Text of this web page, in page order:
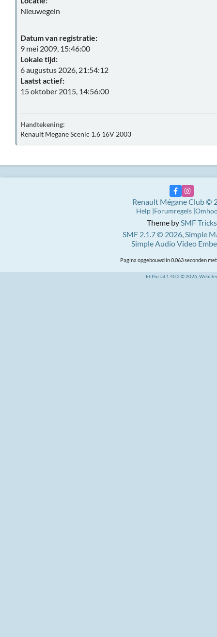
Nieuwegein
Datum van registratie:
9 mei 2009, 15:46:00
Lokale tijd:
6 augustus 2026, 21:54:12
Laatst actief:
15 oktober 2015, 14:56:00
Handtekening:
Renault Megane Scenic 1.6 16V 2003
Theme bySMF Tricks
SMF 2.1.7 © 2026,Simple
Simple Audio Video
Renault Mégane Club ©
Help Forumregels
Pagina opgebouwd in 0.063 seconden
EhPortal 1.40.2 © 2026,